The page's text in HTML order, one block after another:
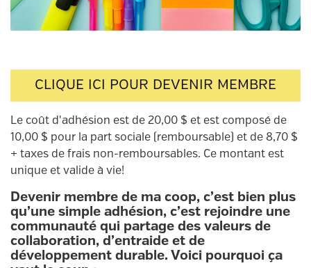
CLIQUE ICI POUR DEVENIR MEMBRE
Le coût d'adhésion est de 20,00 $ et est composé de
10,00 $ pour la part sociale (remboursable) et de 8,70 $
+ taxes de frais non-remboursables. Ce montant est
unique et valide à vie!
Devenir membre de ma coop, c’est bien plus
qu’une simple adhésion, c’est rejoindre une
communauté qui partage des valeurs de
collaboration, d’entraide et de
développement durable. Voici pourquoi ça